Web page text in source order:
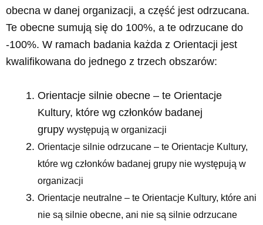
obecna w danej organizacji, a część jest odrzucana.
Te obecne sumują się do 100%, a te odrzucane do
-100%. W ramach badania każda z Orientacji jest
kwalifikowana do jednego z trzech obszarów:
Orientacje silnie obecne – te Orientacje
Kultury, które wg członków badanej
grupy występują w organizacji
Orientacje silnie odrzucane – te Orientacje Kultury,
które wg członków badanej grupy nie występują w
organizacji
Orientacje neutralne – te Orientacje Kultury, które ani
nie są silnie obecne, ani nie są silnie odrzucane